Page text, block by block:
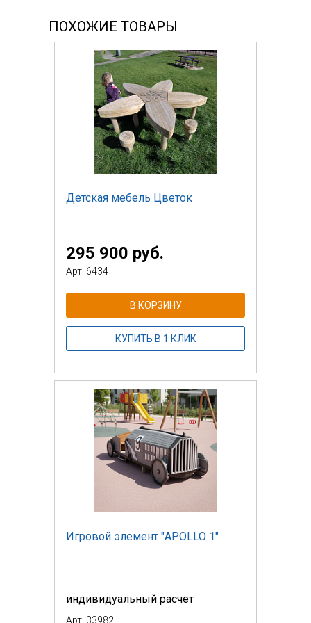
ПОХОЖИЕ ТОВАРЫ
Детская мебель Цветок
295 900 руб.
Арт: 6434
В КОРЗИНУ
КУПИТЬ В 1 КЛИК
Игровой элемент "APOLLO 1"
индивидуальный расчет
Арт: 33982